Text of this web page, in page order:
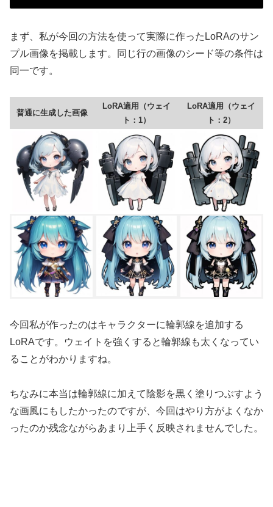
まず、私が今回の方法を使って実際に作ったLoRAのサン
プル画像を掲載します。同じ行の画像のシード等の条件は
同一です。
普通に生成した画像
LoRA適用（ウェイ
ト：1）
LoRA適用（ウェイ
ト：2）
今回私が作ったのはキャラクターに輪郭線を追加する
LoRAです。ウェイトを強くすると輪郭線も太くなってい
ることがわかりますね。
ちなみに本当は輪郭線に加えて陰影を黒く塗りつぶすよう
な画風にもしたかったのですが、今回はやり方がよくなか
ったのか残念ながらあまり上手く反映されませんでした。